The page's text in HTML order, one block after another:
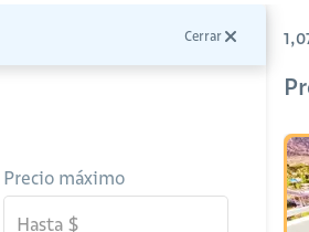
Cerrar
Precio máximo